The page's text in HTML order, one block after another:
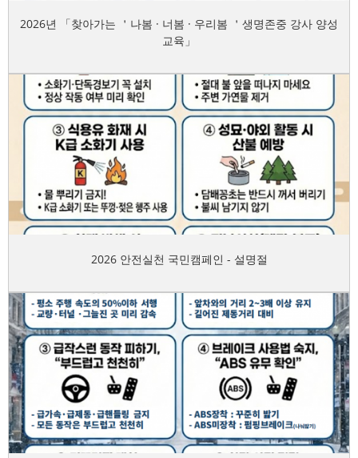
2026년 「찾아가는 ＇나봄 · 너봄 · 우리봄 ＇생명존중 강사 양성
교육」
2026 안전실천 국민캠페인 - 설명절